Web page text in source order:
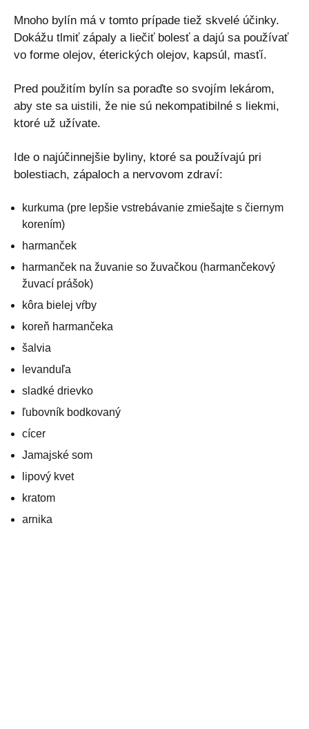
Mnoho bylín má v tomto prípade tiež skvelé účinky.
Dokážu tlmiť zápaly a liečiť bolesť a dajú sa používať
vo forme olejov, éterických olejov, kapsúl, masťí.
Pred použitím bylín sa poraďte so svojím lekárom,
aby ste sa uistili, že nie sú nekompatibilné s liekmi,
ktoré už užívate.
Ide o najúčinnejšie byliny, ktoré sa používajú pri
bolestiach, zápaloch a nervovom zdraví:
kurkuma (pre lepšie vstrebávanie zmiešajte s čiernym
korením)
harmanček
harmanček na žuvanie so žuvačkou (harmančekový
žuvací prášok)
kôra bielej vŕby
koreň harmančeka
šalvia
levanduľa
sladké drievko
ľubovník bodkovaný
cícer
Jamajské som
lipový kvet
kratom
arnika